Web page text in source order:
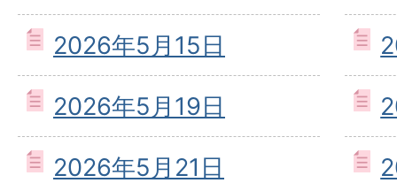
2026年5月15日
2026年5月19日
2026年5月21日